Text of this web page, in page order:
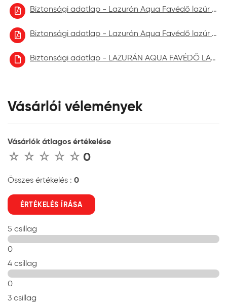
Biztonsági adatlap - Lazurán Aqua Favédő lazúr 3in1 2023.09.
Biztonsági adatlap - Lazurán Aqua Favédő lazúr 3in1 2024.03.
Biztonsági adatlap - LAZURÁN AQUA FAVÉDŐ LAZÚR aktuális
Vásárlói vélemények
Vásárlók átlagos értékelése
0
Összes értékelés : 0
ÉRTÉKELÉS ÍRÁSA
5 csillag
0
4 csillag
0
3 csillag